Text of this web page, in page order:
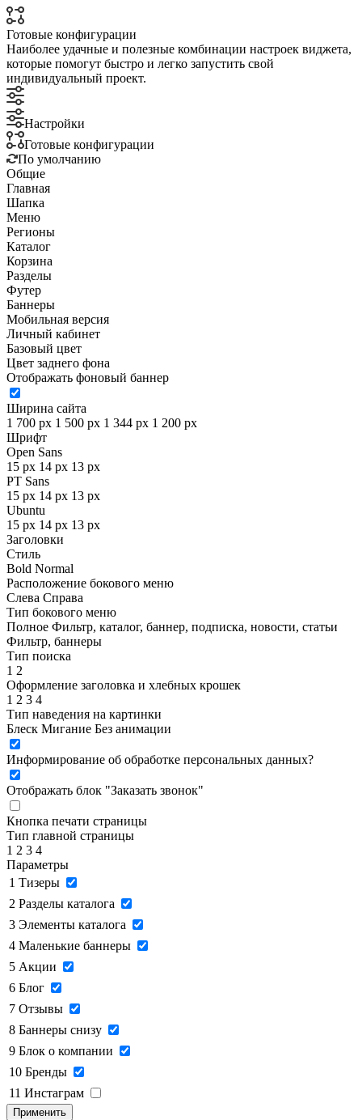
Готовые конфигурации
Наиболее удачные и полезные комбинации настроек виджета,
которые помогут быстро и легко запустить свой
индивидуальный проект.
Настройки
Готовые конфигурации
По умолчанию
Общие
Главная
Шапка
Меню
Регионы
Каталог
Корзина
Разделы
Футер
Баннеры
Мобильная версия
Личный кабинет
Базовый цвет
Цвет заднего фона
Отображать фоновый баннер
Ширина сайта
1 700 px 1 500 px 1 344 px 1 200 px
Шрифт
Open Sans
15 px 14 px 13 px
PT Sans
15 px 14 px 13 px
Ubuntu
15 px 14 px 13 px
Заголовки
Стиль
Bold Normal
Расположение бокового меню
Слева Справа
Тип бокового меню
Полное Фильтр, каталог, баннер, подписка, новости, статьи
Фильтр, баннеры
Тип поиска
1 2
Оформление заголовка и хлебных крошек
1 2 3 4
Тип наведения на картинки
Блеск Мигание Без анимации
Информирование об обработке персональных данных?
Отображать блок "Заказать звонок"
Кнопка печати страницы
Тип главной страницы
1 2 3 4
Параметры
1 Тизеры
2 Разделы каталога
3 Элементы каталога
4 Маленькие баннеры
5 Акции
6 Блог
7 Отзывы
8 Баннеры снизу
9 Блок о компании
10 Бренды
11 Инстаграм
Применить